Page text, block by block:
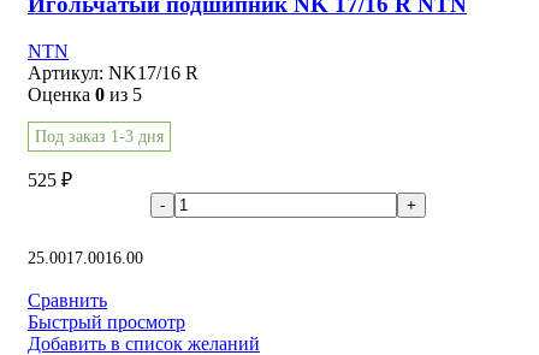
NTN
Артикул: NK17/16 R
Оценка 0 из 5
Под заказ 1-3 дня
525 ₽
25.0017.0016.00
Сравнить
Быстрый просмотр
Добавить в список желаний